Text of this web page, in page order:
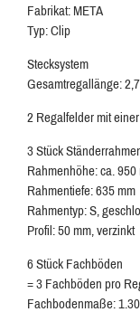
Fabrikat: META
Typ: Clip
Stecksystem
Gesamtregallänge:
2 Regalfelder mit
3 Stück
Rahmenhöhe: ca. 950
Rahmentiefe: 635 mm
Rahmentyp: S,
Profil: 50 mm, verzinkt
6 Stück Fachböden
= 3 Fachböden pro
Fachbodenmaße: